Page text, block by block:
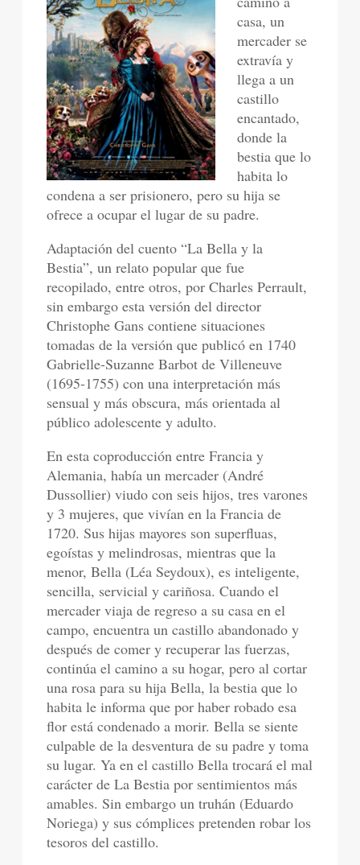
casa, un
mercader se
extravía y
llega a un
castillo
encantado,
donde la
bestia que lo
habita lo
condena a ser prisionero, pero su hija se
ofrece a ocupar el lugar de su padre.
Adaptación del cuento “La Bella y la
Bestia”, un relato popular que fue
recopilado, entre otros, por Charles Perrault,
sin embargo esta versión del director
Christophe Gans contiene situaciones
tomadas de la versión que publicó en 1740
Gabrielle-Suzanne Barbot de Villeneuve
(1695-1755) con una interpretación más
sensual y más obscura, más orientada al
público adolescente y adulto.
En esta coproducción entre Francia y
Alemania, había un mercader (André
Dussollier) viudo con seis hijos, tres varones
y 3 mujeres, que vivían en la Francia de
1720. Sus hijas mayores son superfluas,
egoístas y melindrosas, mientras que la
menor, Bella (Léa Seydoux), es inteligente,
sencilla, servicial y cariñosa. Cuando el
mercader viaja de regreso a su casa en el
campo, encuentra un castillo abandonado y
después de comer y recuperar las fuerzas,
continúa el camino a su hogar, pero al cortar
una rosa para su hija Bella, la bestia que lo
habita le informa que por haber robado esa
flor está condenado a morir. Bella se siente
culpable de la desventura de su padre y toma
su lugar. Ya en el castillo Bella trocará el mal
carácter de La Bestia por sentimientos más
amables. Sin embargo un truhán (Eduardo
Noriega) y sus cómplices pretenden robar los
tesoros del castillo.